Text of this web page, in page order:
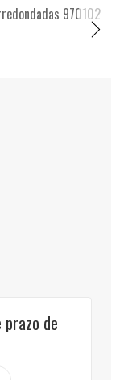
de